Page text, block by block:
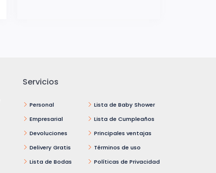
Servicios
Personal
Empresarial
Devoluciones
Delivery Gratis
Lista de Bodas
Lista de Baby Shower
Lista de Cumpleaños
Principales ventajas
Términos de uso
Políticas de Privacidad